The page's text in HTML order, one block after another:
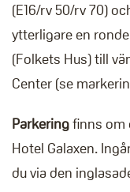
(E16/rv 50/rv 70)
ytterligare en
(Folkets Hus) till
Center (se
Parkeringfinns om
Hotel Galaxen.
du via den